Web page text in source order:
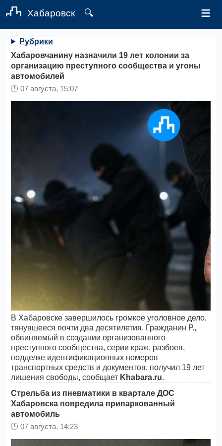
Хабаровск 🔍 ≡
Рубрики
Хабаровчанину назначили 19 лет колонии за
организацию преступного сообщества и угоны
автомобилей
🕛07 августа, 15:07
В Хабаровске завершилось громкое уголовное дело,
тянувшееся почти два десятилетия. Гражданин Р.,
обвиняемый в создании организованного
преступного сообщества, серии краж, разбоев,
подделке идентификационных номеров
транспортных средств и документов, получил 19 лет
лишения свободы, сообщает Khabara.ru.
Стрельба из пневматики в квартале ДОС
Хабаровска повредила припаркованный
автомобиль
🕛07 августа, 14:23